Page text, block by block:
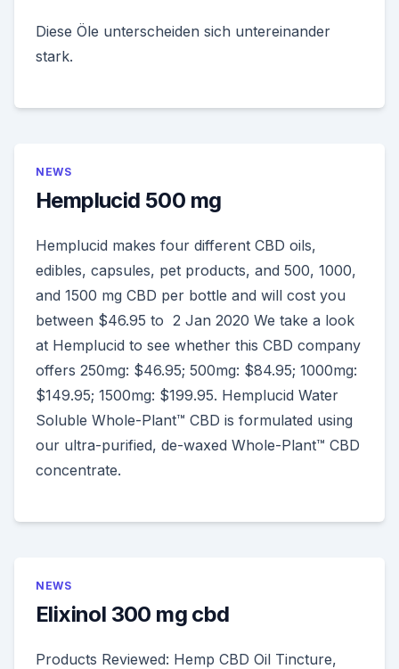
Diese Öle unterscheiden sich untereinander
stark.
NEWS
Hemplucid 500 mg
Hemplucid makes four different CBD oils,
edibles, capsules, pet products, and 500, 1000,
and 1500 mg CBD per bottle and will cost you
between $46.95 to 2 Jan 2020 We take a look
at Hemplucid to see whether this CBD company
offers 250mg: $46.95; 500mg: $84.95; 1000mg:
$149.95; 1500mg: $199.95. Hemplucid Water
Soluble Whole-Plant™ CBD is formulated using
our ultra-purified, de-waxed Whole-Plant™ CBD
concentrate.
NEWS
Elixinol 300 mg cbd
Products Reviewed: Hemp CBD Oil Tincture,